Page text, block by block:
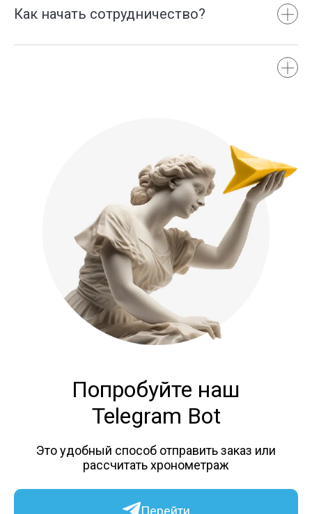
Как начать сотрудничество?
Попробуйте наш
Telegram Bot
Это удобный способ отправить заказ или
рассчитать хронометраж
Перейти